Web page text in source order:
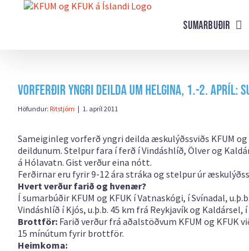
Sumarbuðir
Vorferðir yngri deilda um helgina, 1.-2. apríl:
Höfundur: Ritstjórn | 1. apríl 2011
Sameiginleg vorferð yngri deilda æskulýðssviðs KFUM
deildunum. Stelpur fara í ferð í Vindáshlíð, Ölver og
á Hólavatn. Gist verður eina nótt.
Ferðirnar eru fyrir9-12 ára stráka og stelpur úr
Hvert verður farið og hvenær?
Í sumarbúðir KFUM og KFUK í Vatnaskógi, í Svínadal,
Vindáshlíð í Kjós, u.þ.b. 45 km frá Reykjavík og
Brottför: Farið verður frá aðalstöðvum KFUM og KFUK
15 mínútum fyrir brottför.
Heimkoma: